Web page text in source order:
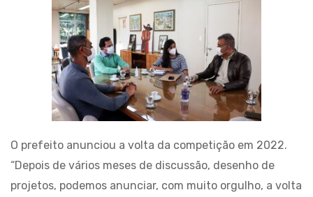
O prefeito anunciou a volta da competição em 2022.
“Depois de vários meses de discussão, desenho de
projetos, podemos anunciar, com muito orgulho, a volta